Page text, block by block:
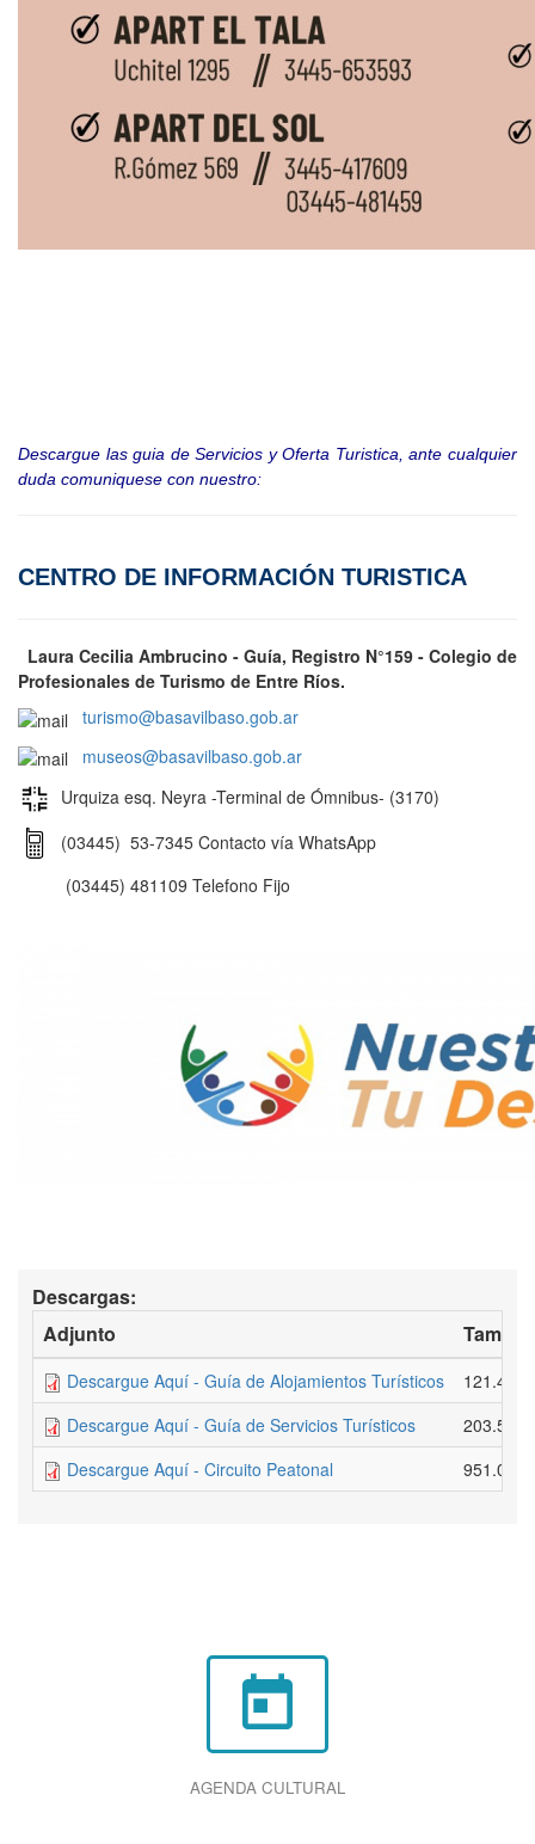
Descargue las guia de Servicios y Oferta Turistica, ante cualquier
duda comuniquese con nuestro:
CENTRO DE INFORMACIÓN TURISTICA
Laura Cecilia Ambrucino - Guía, Registro N°159 - Colegio de
Profesionales de Turismo de Entre Ríos.
turismo@basavilbaso.gob.ar
museos@basavilbaso.gob.ar
Urquiza esq. Neyra -Terminal de Ómnibus- (3170)
(03445) 53-7345 Contacto vía WhatsApp
(03445) 481109 Telefono Fijo
Descargas:
Adjunto
Tamaño
Descargue Aquí - Guía de Alojamientos Turísticos
121.47
Descargue Aquí - Guía de Servicios Turísticos
203.5 KB
Descargue Aquí - Circuito Peatonal
951.03
today
AGENDA CULTURAL